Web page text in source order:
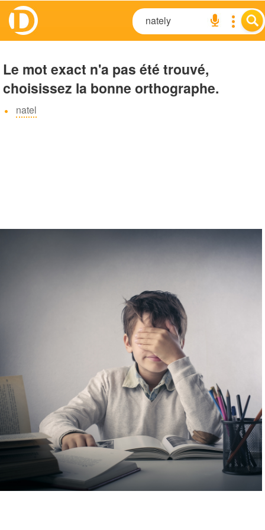
Le mot exact n'a pas été trouvé,
choisissez la bonne orthographe.
natel